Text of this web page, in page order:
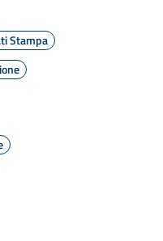
Stampa